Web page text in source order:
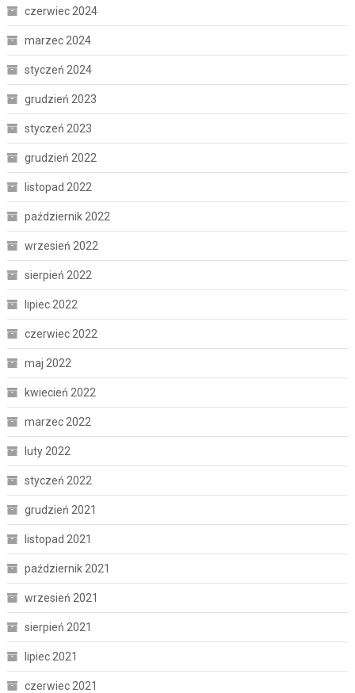
czerwiec 2024
marzec 2024
styczeń 2024
grudzień 2023
styczeń 2023
grudzień 2022
listopad 2022
październik 2022
wrzesień 2022
sierpień 2022
lipiec 2022
czerwiec 2022
maj 2022
kwiecień 2022
marzec 2022
luty 2022
styczeń 2022
grudzień 2021
listopad 2021
październik 2021
wrzesień 2021
sierpień 2021
lipiec 2021
czerwiec 2021